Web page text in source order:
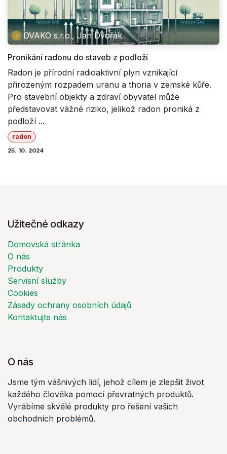
DVAKO s.r.o., Jan Dvořák
Pronikání radonu do staveb z podloží
Radon je přírodní radioaktivní plyn vznikající
přirozeným rozpadem uranu a thoria v zemské kůře.
Pro stavební objekty a zdraví obyvatel může
představovat vážné riziko, jelikož radon proniká z
podloží ...
radon
25. 10. 2024
Užitečné odkazy
Domovská stránka
O nás
Produkty
Servisní služby
Cookies
Zásady ochrany osobních údajů
Kontaktujte nás
O nás
Jsme tým vášnivých lidí, jehož cílem je zlepšit život
každého člověka pomocí převratných produktů.
Vyrábíme skvělé produkty pro řešení vašich
obchodních problémů.